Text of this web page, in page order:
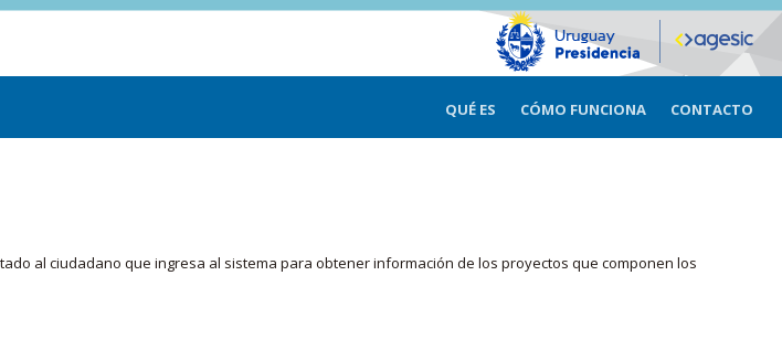
QUÉ ES CÓMO FUNCIONA CONTACTO
al ciudadano que ingresa al sistema para obtener información de los proyectos que componen los